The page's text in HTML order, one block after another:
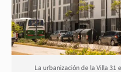
La urbanización de la Villa 31